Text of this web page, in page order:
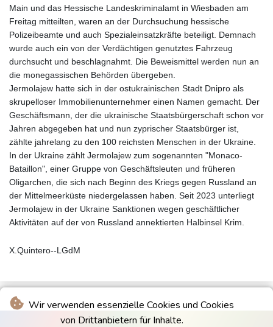
Wir verwenden essenzielle Cookies und Cookies
von Drittanbietern für Inhalte.
Main und das Hessische Landeskriminalamt in Wiesbaden am
Freitag mitteilten, waren an der Durchsuchung hessische
Polizeibeamte und auch Spezialeinsatzkräfte beteiligt. Demnach
wurde auch ein von der Verdächtigen genutztes Fahrzeug
durchsucht und beschlagnahmt. Die Beweismittel werden nun an
die monegassischen Behörden übergeben.
Jermolajew hatte sich in der ostukrainischen Stadt Dnipro als
skrupelloser Immobilienunternehmer einen Namen gemacht. Der
Geschäftsmann, der die ukrainische Staatsbürgerschaft schon vor
Jahren abgegeben hat und nun zyprischer Staatsbürger ist,
zählte jahrelang zu den 100 reichsten Menschen in der Ukraine.
In der Ukraine zählt Jermolajew zum sogenannten "Monaco-
Bataillon", einer Gruppe von Geschäftsleuten und früheren
Oligarchen, die sich nach Beginn des Kriegs gegen Russland an
der Mittelmeerküste niedergelassen haben. Seit 2023 unterliegt
Jermolajew in der Ukraine Sanktionen wegen geschäftlicher
Aktivitäten auf der von Russland annektierten Halbinsel Krim.
X.Quintero--LGdM